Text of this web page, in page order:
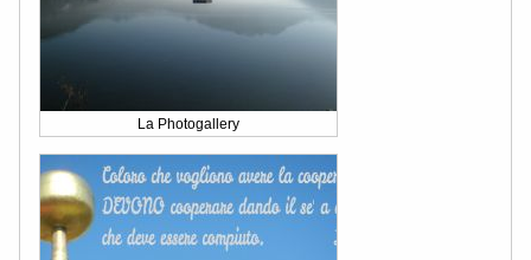
La Photogallery